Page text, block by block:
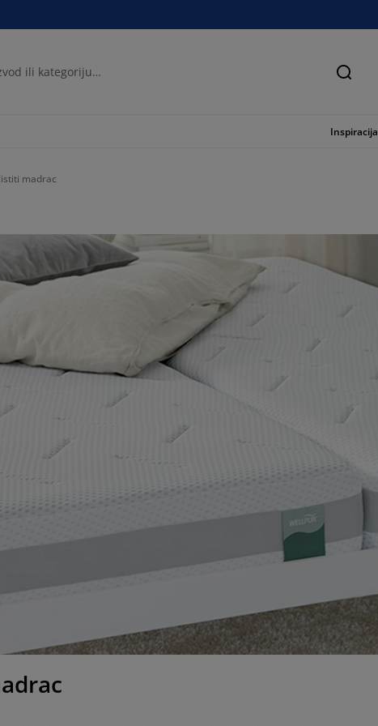
Traži
Inspiracija
madrac